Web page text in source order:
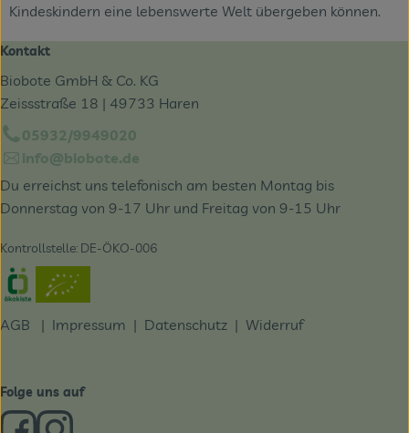
Kindeskindern eine lebenswerte Welt übergeben können.
Kontakt
Biobote GmbH & Co. KG
Zeissstraße 18 | 49733 Haren
05932/9949020
info@biobote.de
Du erreichst uns telefonisch am besten Montag bis
Donnerstag von 9-17 Uhr und Freitag von 9-15 Uhr
Kontrollstelle: DE-ÖKO-006
Externer Link zu https://www.oekokiste.de/
AGB | Impressum | Datenschutz | Widerruf
Folge uns auf
Externer Link zu https://www.facebook.com/derBiobote/
Externer Link zu https://www.instagram.com/